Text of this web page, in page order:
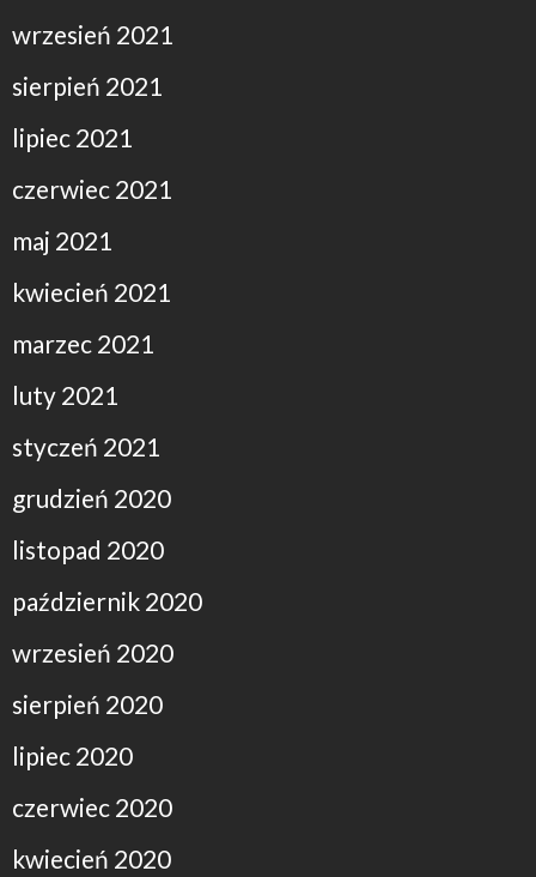
wrzesień 2021
sierpień 2021
lipiec 2021
czerwiec 2021
maj 2021
kwiecień 2021
marzec 2021
luty 2021
styczeń 2021
grudzień 2020
listopad 2020
październik 2020
wrzesień 2020
sierpień 2020
lipiec 2020
czerwiec 2020
kwiecień 2020